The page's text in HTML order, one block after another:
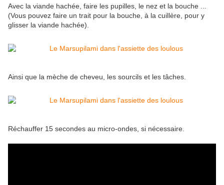
Avec la viande hachée, faire les pupilles, le nez et la bouche ...
(Vous pouvez faire un trait pour la bouche, à la cuillère, pour y
glisser la viande hachée).
Ainsi que la mèche de cheveu, les sourcils et les tâches.
Réchauffer 15 secondes au micro-ondes, si nécessaire.